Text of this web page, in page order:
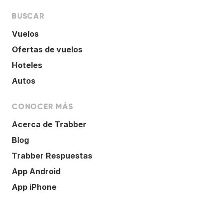
BUSCAR
Vuelos
Ofertas de vuelos
Hoteles
Autos
CONOCER MÁS
Acerca de Trabber
Blog
Trabber Respuestas
App Android
App iPhone